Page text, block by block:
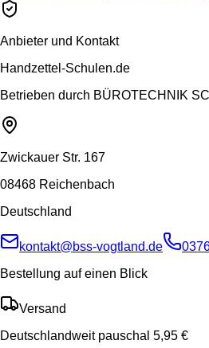
Anbieter und Kontakt
Handzettel-Schulen.de
Betrieben durch BÜROTECHNIK
Zwickauer Str. 167
08468 Reichenbach
Deutschland
kontakt@bss-vogtland.de
Bestellung auf einen Blick
Versand
Deutschlandweit pauschal 5,95 €